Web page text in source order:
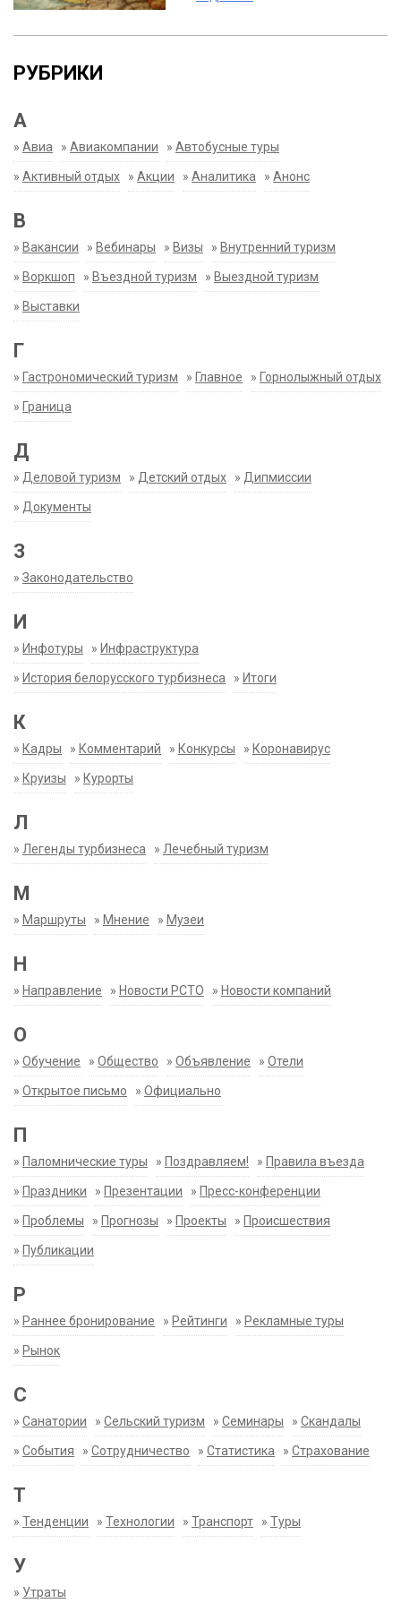
РУБРИКИ
А
» Авиа » Авиакомпании » Автобусные туры
» Активный отдых » Акции » Аналитика » Анонс
В
» Вакансии » Вебинары » Визы » Внутренний туризм
» Воркшоп » Въездной туризм » Выездной туризм
» Выставки
Г
» Гастрономический туризм » Главное » Горнолыжный отдых
» Граница
Д
» Деловой туризм » Детский отдых » Дипмиссии
» Документы
З
» Законодательство
И
» Инфотуры » Инфраструктура
» История белорусского турбизнеса » Итоги
К
» Кадры » Комментарий » Конкурсы » Коронавирус
» Круизы » Курорты
Л
» Легенды турбизнеса » Лечебный туризм
М
» Маршруты » Мнение » Музеи
Н
» Направление » Новости РСТО » Новости компаний
О
» Обучение » Общество » Объявление » Отели
» Открытое письмо » Официально
П
» Паломнические туры » Поздравляем! » Правила въезда
» Праздники » Презентации » Пресс-конференции
» Проблемы » Прогнозы » Проекты » Происшествия
» Публикации
Р
» Раннее бронирование » Рейтинги » Рекламные туры
» Рынок
С
» Санатории » Сельский туризм » Семинары » Скандалы
» События » Сотрудничество » Статистика » Страхование
Т
» Тенденции » Технологии » Транспорт » Туры
У
» Утраты